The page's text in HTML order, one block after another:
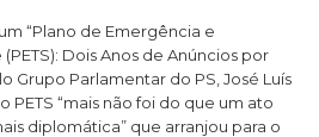
“Plano de Emergência e
Dois Anos de Anúncios por
Grupo Parlamentar do PS, José Luís
“mais não foi do que um ato
diplomática” que arranjou para o